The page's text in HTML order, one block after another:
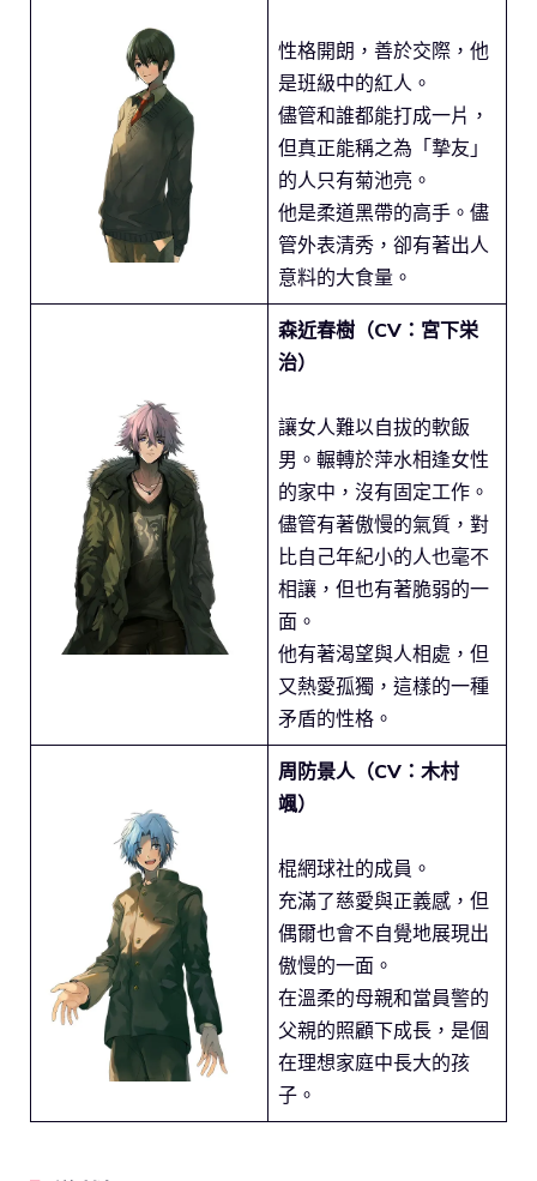
性格開朗，善於交際，他
是班級中的紅人。
儘管和誰都能打成一片，
但真正能稱之為「摯友」
的人只有菊池亮。
他是柔道黑帶的高手。儘
管外表清秀，卻有著出人
意料的大食量。
森近春樹（CV：宮下栄
治）
讓女人難以自拔的軟飯
男。輾轉於萍水相逢女性
的家中，沒有固定工作。
儘管有著傲慢的氣質，對
比自己年紀小的人也毫不
相讓，但也有著脆弱的一
面。
他有著渴望與人相處，但
又熱愛孤獨，這樣的一種
矛盾的性格。
周防景人（CV：木村
颯）
棍網球社的成員。
充滿了慈愛與正義感，但
偶爾也會不自覺地展現出
傲慢的一面。
在溫柔的母親和當員警的
父親的照顧下成長，是個
在理想家庭中長大的孩
子。